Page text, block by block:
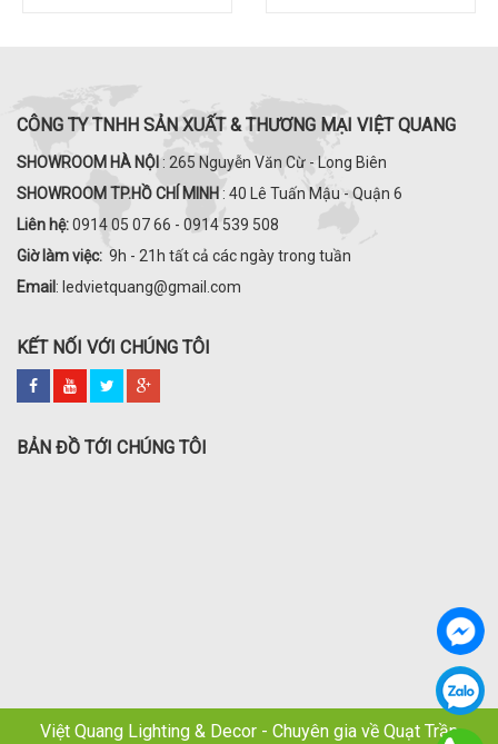
CÔNG TY TNHH SẢN XUẤT & THƯƠNG MẠI VIỆT QUANG
SHOWROOM HÀ NỘI : 265 Nguyễn Văn Cừ - Long Biên
SHOWROOM TP.HỒ CHÍ MINH : 40 Lê Tuấn Mậu - Quận 6
Liên hệ:0914 05 07 66 - 0914 539 508
Giờ làm việc: 9h - 21h tất cả các ngày trong tuần
Email : ledvietquang@gmail.com
KẾT NỐI VỚI CHÚNG TÔI
BẢN ĐỒ TỚI CHÚNG TÔI
Việt Quang Lighting & Decor - Chuyên gia về Quạt Trần